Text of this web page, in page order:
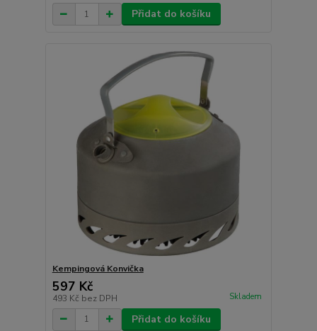
Přidat do košíku
Kempingová Konvička
597 Kč
493 Kč bez DPH Skladem
Přidat do košíku